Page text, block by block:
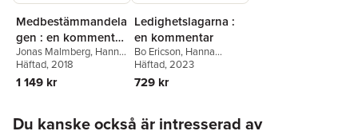
Medbestämmandela
gen : en kommentar.
Del I, 1-32 §§
Jonas Malmberg, Hanna
Björknäs,Kurt Eriksson
Mikael Hansson
Herzfeld Olsson
Häftad, 2018
1 149 kr
Ledighetslagarna :
en kommentar
Bo Ericson, Hanna
Björknäs,Kurt Eriksson
Häftad, 2023
729 kr
Du kanske också är intresserad av